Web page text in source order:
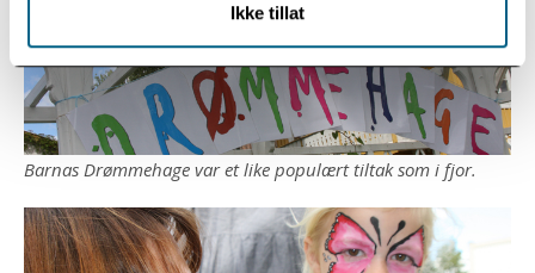
Ikke tillat
Barnas Drømmehage var et like populært tiltak som i fjor.